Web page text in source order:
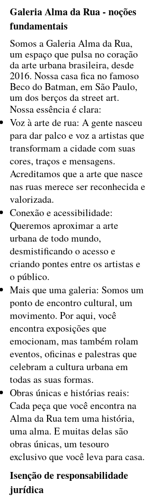
Galeria Alma da Rua - noções
fundamentais
Somos a Galeria Alma da Rua,
um espaço que pulsa no coração
da arte urbana brasileira, desde
2016. Nossa casa fica no famoso
Beco do Batman, em São Paulo,
um dos berços da street art.
Nossa essência é clara:
Voz à arte de rua: A gente nasceu
para dar palco e voz a artistas que
transformam a cidade com suas
cores, traços e mensagens.
Acreditamos que a arte que nasce
nas ruas merece ser reconhecida e
valorizada.
Conexão e acessibilidade:
Queremos aproximar a arte
urbana de todo mundo,
desmistificando o acesso e
criando pontes entre os artistas e
o público.
Mais que uma galeria: Somos um
ponto de encontro cultural, um
movimento. Por aqui, você
encontra exposições que
emocionam, mas também rolam
eventos, oficinas e palestras que
celebram a cultura urbana em
todas as suas formas.
Obras únicas e histórias reais:
Cada peça que você encontra na
Alma da Rua tem uma história,
uma alma. E muitas delas são
obras únicas, um tesouro
exclusivo que você leva para casa.
Isenção de responsabilidade
jurídica